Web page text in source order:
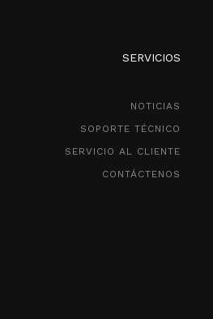
SERVICIOS
NOTICIAS
SOPORTE TÉCNICO
SERVICIO AL CLIENTE
CONTÁCTENOS